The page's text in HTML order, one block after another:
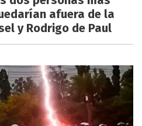
afuera de la
y Rodrigo de Paul